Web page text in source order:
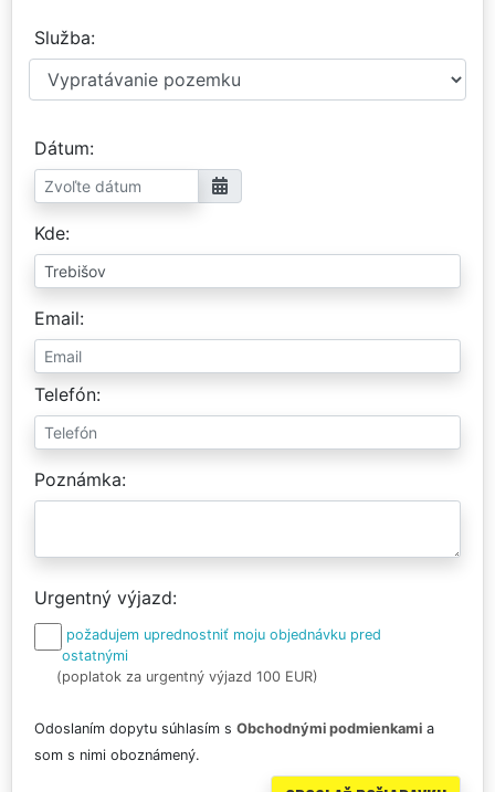
Služba
Dátum
Kde
Email
Telefón
Poznámka
Urgentný výjazd
požadujem uprednostniť moju objednávku pred
ostatnými
(poplatok za urgentný výjazd 100 EUR)
Odoslaním dopytu súhlasím s Obchodnými podmienkami a
som s nimi oboznámený.